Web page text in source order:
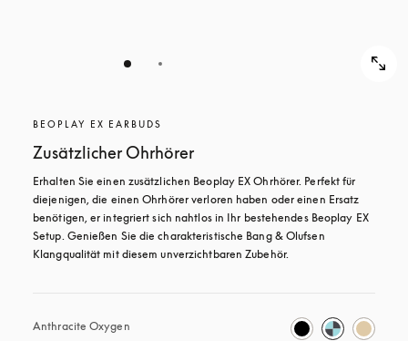
BEOPLAY EX EARBUDS
Zusätzlicher Ohrhörer
Erhalten Sie einen zusätzlichen Beoplay EX Ohrhörer. Perfekt für
diejenigen, die einen Ohrhörer verloren haben oder einen Ersatz
benötigen, er integriert sich nahtlos in Ihr bestehendes Beoplay EX
Setup. Genießen Sie die charakteristische Bang & Olufsen
Klangqualität mit diesem unverzichtbaren Zubehör.
Anthracite Oxygen